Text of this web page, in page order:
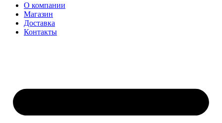
О компании
Магазин
Доставка
Контакты